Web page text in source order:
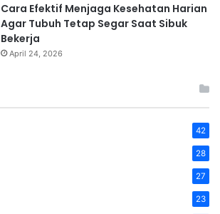
Cara Efektif Menjaga Kesehatan Harian
Agar Tubuh Tetap Segar Saat Sibuk
Bekerja
April 24, 2026
42
28
27
23